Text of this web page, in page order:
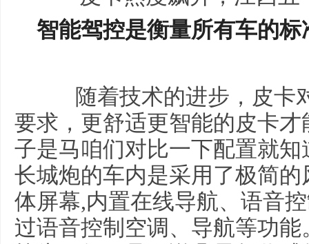
智能驾控是衡量所有车的标
随着技术的进步，皮卡
要求，更舒适更智能的皮卡
子是马咱们对比一下配置就
长城炮的车内是采用了极简
体屏幕,内置在线导航、语音
过语音控制空调、导航等功